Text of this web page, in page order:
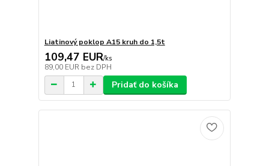
Liatinový poklop A15 kruh do 1,5t
109,47 EUR/ks
89,00 EUR bez DPH
Pridať do košíka